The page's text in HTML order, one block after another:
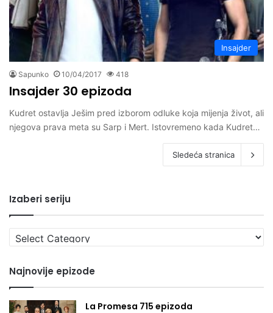
Insajder
Sapunko 10/04/2017 418
Insajder 30 epizoda
Kudret ostavlja Ješim pred izborom odluke koja mijenja život, ali
njegova prava meta su Sarp i Mert. Istovremeno kada Kudret…
Sledeća stranica
Izaberi seriju
Izaberi
seriju
Najnovije epizode
La Promesa 715 epizoda